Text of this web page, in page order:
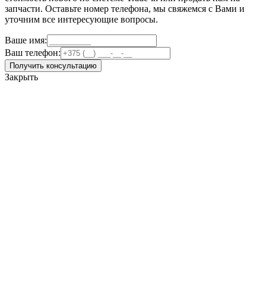
запчасти. Оставьте номер телефона, мы свяжемся с Вами и
уточним все интересующие вопросы.
Ваше имя:
Ваш телефон:
Получить консультацию
Закрыть